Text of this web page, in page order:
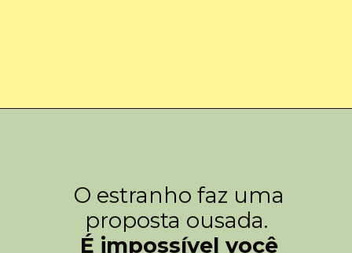
O estranho faz uma
proposta ousada.
É impossível você